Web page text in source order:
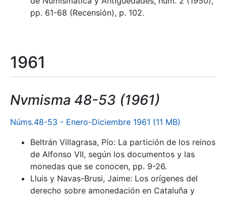
pp. 61-68 (Recensión), p. 102.
1961
Nvmisma 48-53 (1961)
Núms.48-53 - Enero-Diciembre 1961 (11 MB)
Beltrán Villagrasa, Pío: La partición de los reinos
de Alfonso VII, según los documentos y las
monedas que se conocen, pp. 9-26.
Lluis y Navas-Brusi, Jaime: Los orígenes del
derecho sobre amonedación en Cataluña y